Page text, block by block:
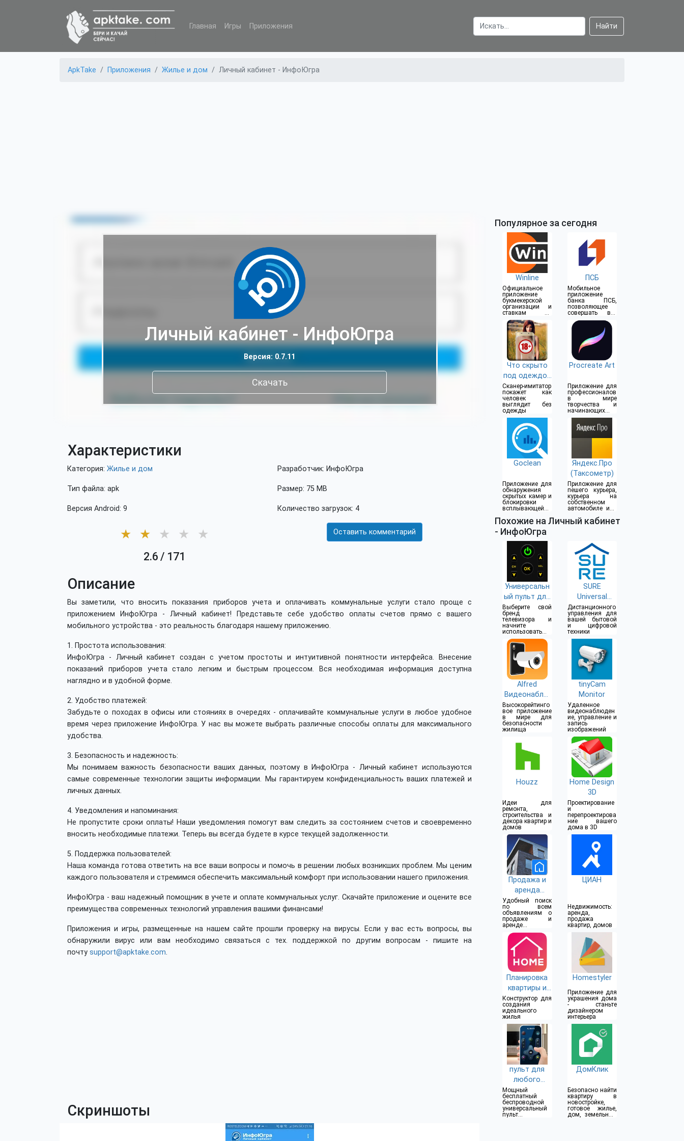
Главная Игры Приложения Найти
ApkTake Приложения Жилье и дом Личный кабинет - ИнфоЮгра
Личный кабинет - ИнфоЮгра
Версия: 0.7.11
Скачать
Характеристики
Категория: Жилье и дом
Тип файла: apk
Версия Android: 9
Разработчик: ИнфоЮгра
Размер: 75 MB
Количество загрузок: 4
★ ★ ★ ★ ★
2.6 / 171
Оставить комментарий
Описание
Вы заметили, что вносить показания приборов учета и оплачивать коммунальные услуги стало проще с
приложением ИнфоЮгра - Личный кабинет! Представьте себе удобство оплаты счетов прямо с вашего
мобильного устройства - это реальность благодаря нашему приложению.
1. Простота использования:
ИнфоЮгра - Личный кабинет создан с учетом простоты и интуитивной понятности интерфейса. Внесение
показаний приборов учета стало легким и быстрым процессом. Вся необходимая информация доступна
наглядно и в удобной форме.
2. Удобство платежей:
Забудьте о походах в офисы или стояниях в очередях - оплачивайте коммунальные услуги в любое удобное
время через приложение ИнфоЮгра. У нас вы можете выбрать различные способы оплаты для максимального
удобства.
3. Безопасность и надежность:
Мы понимаем важность безопасности ваших данных, поэтому в ИнфоЮгра - Личный кабинет используются
самые современные технологии защиты информации. Мы гарантируем конфиденциальность ваших платежей и
личных данных.
4. Уведомления и напоминания:
Не пропустите сроки оплаты! Наши уведомления помогут вам следить за состоянием счетов и своевременно
вносить необходимые платежи. Теперь вы всегда будете в курсе текущей задолженности.
5. Поддержка пользователей:
Наша команда готова ответить на все ваши вопросы и помочь в решении любых возникших проблем. Мы ценим
каждого пользователя и стремимся обеспечить максимальный комфорт при использовании нашего приложения.
ИнфоЮгра - ваш надежный помощник в учете и оплате коммунальных услуг. Скачайте приложение и оцените все
преимущества современных технологий управления вашими финансами!
Приложения и игры, размещенные на нашем сайте прошли проверку на вирусы. Если у вас есть вопросы, вы
обнаружили вирус или вам необходимо связаться с тех. поддержкой по другим вопросам - пишите на
почту support@apktake.com.
Скриншоты
Популярное за сегодня
Winline
Официальное
приложение
букмекерской
организации и
ставкам на
спорт
ПСБ
Мобильное
приложение
банка ПСБ,
позволяющее
совершать все
операции прямо
из дома
Что скрыто
под одеждой
(18+)
Сканер-имитатор
покажет как
человек
выглядит без
одежды
Procreate Art
Приложение для
профессионалов
в мире
творчества и
начинающих
художников
Goclean
Приложение для
обнаружения
скрытых камер и
блокировки
всплывающей
Яндекс.Про
(Таксометр)
Приложение для
пешего курьера,
курьера на
собственном
автомобиле или
Похожие на Личный кабинет
- ИнфоЮгра
Универсальн
ый пульт для
телевизоров
Выберите свой
бренд
телевизора и
начните
использовать
телефон, как
пульт
SURE
Universal
Remote
Дистанционного
управления для
вашей бытовой
и цифровой
техники
Alfred
Видеонаблю
дение
Высокорейтинго
вое приложение
в мире для
безопасности
жилища
tinyCam
Monitor
Удаленное
видеонаблюден
ие, управление и
запись
изображений
Houzz
Идеи для
ремонта,
строительства и
декора квартир и
домов
Home Design
3D
Проектирование
и
перепроектирова
ние вашего
дома в 3D
Продажа и
аренда
недвижимост
и
Удобный поиск
по всем
объявлениям о
продаже и
аренде
недвижимости
ЦИАН
Недвижимость:
аренда,
продажа
квартир, домов
Планировка
квартиры и
дизайн
Конструктор для
создания
идеального
жилья
Homestyler
Приложение для
украшения дома
- станьте
дизайнером
интерьера
пульт для
любого
телевизора
Мощный
бесплатный
беспроводной
универсальный
пульт
ДомКлик
Безопасно найти
квартиру в
новостройке,
готовое жилье,
дом, земельный